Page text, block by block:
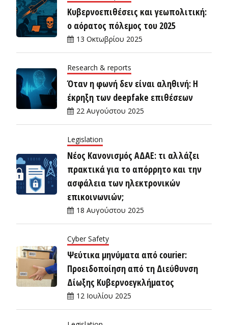
Κυβερνοεπιθέσεις και γεωπολιτική:
ο αόρατος πόλεμος του 2025
13 Οκτωβρίου 2025
Research & reports
Όταν η φωνή δεν είναι αληθινή: Η
έκρηξη των deepfake επιθέσεων
22 Αυγούστου 2025
Legislation
Νέος Κανονισμός ΑΔΑΕ: τι αλλάζει
πρακτικά για το απόρρητο και την
ασφάλεια των ηλεκτρονικών
επικοινωνιών;
18 Αυγούστου 2025
Cyber Safety
Ψεύτικα μηνύματα από courier:
Προειδοποίηση από τη Διεύθυνση
Δίωξης Κυβερνοεγκλήματος
12 Ιουλίου 2025